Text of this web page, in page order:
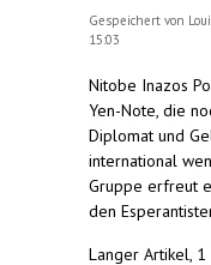
Gespeichert von
15:03
Nitobe Inazos
Yen-Note, die
Diplomat und
international
Gruppe erfreut
den
Langer Artikel,